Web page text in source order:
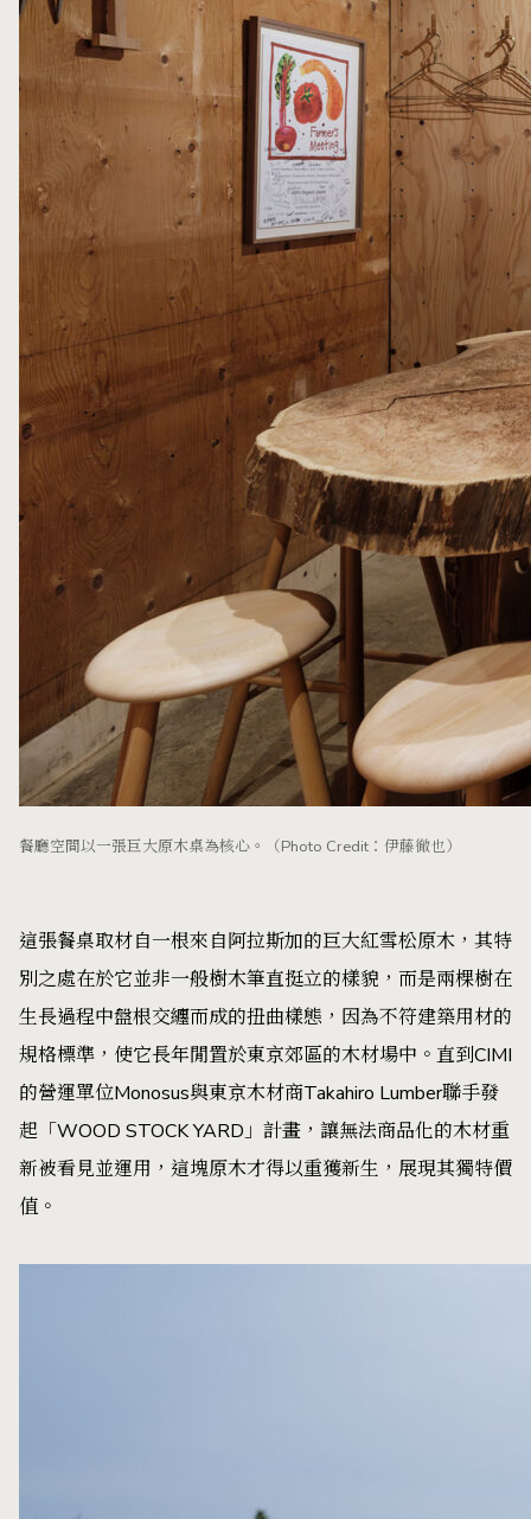
餐廳空間以一張巨大原木桌為核心。（Photo Credit：伊藤徹也）
這張餐桌取材自一根來自阿拉斯加的巨大紅雪松原木，其特
別之處在於它並非一般樹木筆直挺立的樣貌，而是兩棵樹在
生長過程中盤根交纏而成的扭曲樣態，因為不符建築用材的
規格標準，使它長年閒置於東京郊區的木材場中。直到CIMI
的營運單位Monosus與東京木材商Takahiro Lumber聯手發
起「WOOD STOCK YARD」計畫，讓無法商品化的木材重
新被看見並運用，這塊原木才得以重獲新生，展現其獨特價
值。